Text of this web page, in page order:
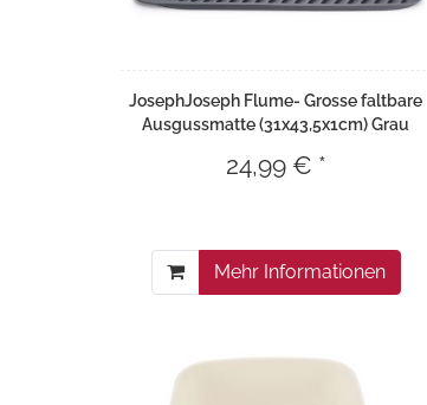
JosephJoseph Flume- Grosse faltbare
Ausgussmatte (31x43,5x1cm) Grau
24,99 € *
Mehr Informationen